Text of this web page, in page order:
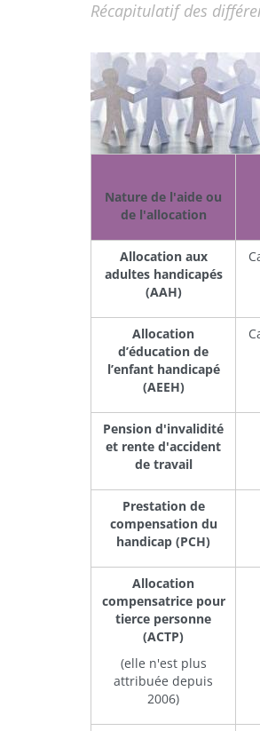
Récapitulatif des
Nature de l'aide ou
de l'allocation
Allocation aux
adultes handicapés
(AAH)
Allocation
d’éducation de
l’enfant handicapé
(AEEH)
Pension d'invalidité
et rente d'accident
de travail
Prestation de
compensation du
handicap (PCH)
Allocation
compensatrice pour
tierce personne
(ACTP)
(elle n'est plus
attribuée depuis
2006)